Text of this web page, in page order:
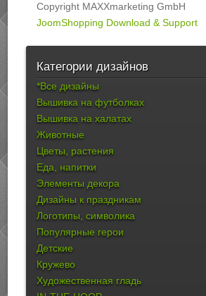
Copyright MAXXmarketing GmbH
JoomShopping Download & Support
Категории дизайнов
*Все дизайны
Вышивка на футболках
Вышивка на халатах
Животные
Цветы, растения
Еда, напитки
Элементы декора
Дизайны к праздникам
Логотипы, символика
Популярные герои
Детские
Кружево
Художественная гладь